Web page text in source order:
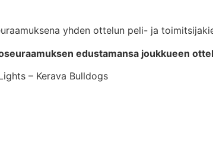
yhden ottelun peli- ja
edustamansa joukkueen
– Kerava Bulldogs